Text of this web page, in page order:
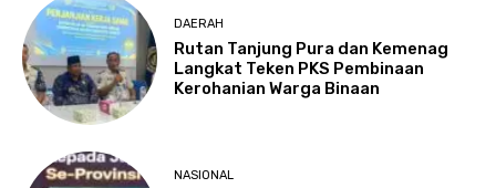
DAERAH
Rutan Tanjung Pura dan Kemenag
Langkat Teken PKS Pembinaan
Kerohanian Warga Binaan
NASIONAL